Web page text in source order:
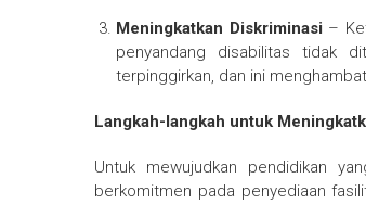
Meningkatkan Diskriminasi –
penyandang disabilitas tidak
terpinggirkan, dan ini
Langkah-langkah untuk
Untuk mewujudkan pendidikan
berkomitmen pada penyediaan